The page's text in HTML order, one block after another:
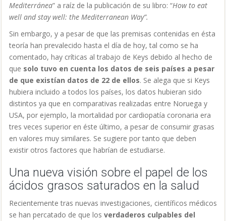
Mediterránea” a raíz de la publicación de su libro: “How to eat
well and stay well: the Mediterranean Way”.
Sin embargo, y a pesar de que las premisas contenidas en ésta
teoría han prevalecido hasta el día de hoy, tal como se ha
comentado, hay críticas al trabajo de Keys debido al hecho de
que solo tuvo en cuenta los datos de seis países a pesar
de que existían datos de 22 de ellos. Se alega que si Keys
hubiera incluido a todos los países, los datos hubieran sido
distintos ya que en comparativas realizadas entre Noruega y
USA, por ejemplo, la mortalidad por cardiopatía coronaria era
tres veces superior en éste último, a pesar de consumir grasas
en valores muy similares. Se sugiere por tanto que deben
existir otros factores que habrían de estudiarse.
Una nueva visión sobre el papel de los
ácidos grasos saturados en la salud
Recientemente tras nuevas investigaciones, científicos médicos
se han percatado de que los verdaderos culpables del